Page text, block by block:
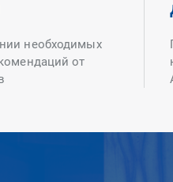
необходимых
от